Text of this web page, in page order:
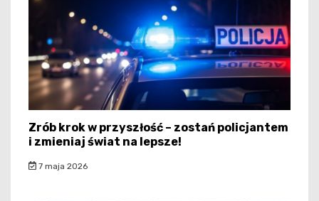
Zrób krok w przyszłość – zostań policjantem
i zmieniaj świat na lepsze!
7 maja 2026